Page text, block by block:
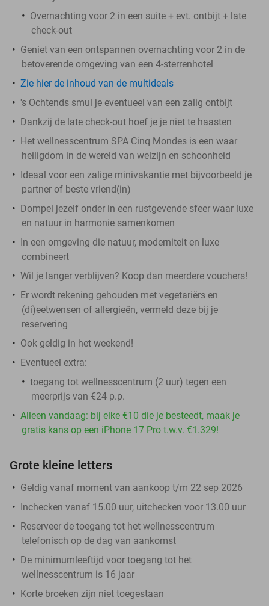
Overnachting voor 2 in een suite + evt. ontbijt + late
check-out
Geniet van een ontspannen overnachting voor 2 in de
betoverende omgeving van een 4-sterrenhotel
Zie hier de inhoud van de multideals
's Ochtends smul je eventueel van een zalig ontbijt
Dankzij de late check-out hoef je je niet te haasten
Het wellnesscentrum SPA Cinq Mondes is een waar
heiligdom in de wereld van welzijn en schoonheid
Ideaal voor een zalige minivakantie met bijvoorbeeld je
partner of beste vriend(in)
Dompel jezelf onder in een rustgevende sfeer waar luxe
en natuur in harmonie samenkomen
In een omgeving die natuur, moderniteit en luxe
combineert
Wil je langer verblijven? Koop dan meerdere vouchers!
Er wordt rekening gehouden met vegetariërs en
(di)eetwensen of allergieën, vermeld deze bij je
reservering
Ook geldig in het weekend!
Eventueel extra:
toegang tot wellnesscentrum (2 uur) tegen een
meerprijs van €24 p.p.
Alleen vandaag: bij elke €10 die je besteedt, maak je
gratis kans op een iPhone 17 Pro t.w.v. €1.329!
Grote kleine letters
Geldig vanaf moment van aankoop t/m 22 sep 2026
Inchecken vanaf 15.00 uur, uitchecken voor 13.00 uur
Reserveer de toegang tot het wellnesscentrum
telefonisch op de dag van aankomst
De minimumleeftijd voor toegang tot het
wellnesscentrum is 16 jaar
Korte broeken zijn niet toegestaan